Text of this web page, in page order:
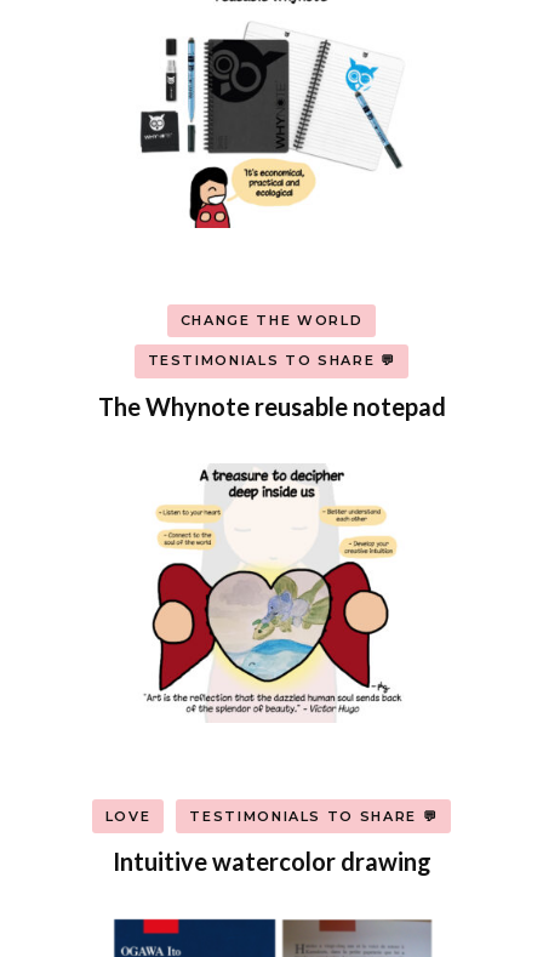
CHANGE THE WORLD
TESTIMONIALS TO SHARE 💬
The Whynote reusable notepad
LOVE TESTIMONIALS TO SHARE 💬
Intuitive watercolor drawing